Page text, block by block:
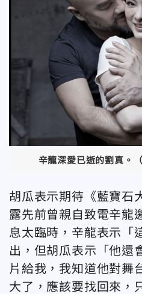
辛龍深愛已逝的劉真。
胡瓜表示期待《藍寶石
露先前曾親自致電辛龍
息太臨時，辛龍表示「
出，但胡瓜表示「他還
片給我，我知道他對舞
大了，應該要找回來，